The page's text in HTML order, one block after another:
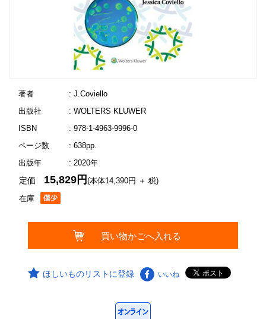
著者
: J.Coviello
出版社
: WOLTERS KLUWER
ISBN
: 978-1-4963-9996-0
ページ数
: 638pp.
出版年
: 2020年
在庫
定価 15,829円(本体14,390円 ＋ 税)
ほしいものリストに登録 いいね